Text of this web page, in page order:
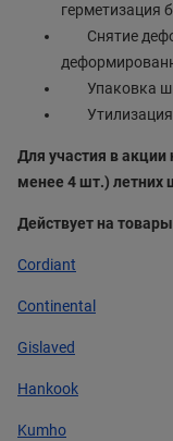
герметизация
Снятие
Упаковка
Для участия в
менее 4 шт.) летних
Действует на
Cordiant
Continental
Gislaved
Hankook
Kumho